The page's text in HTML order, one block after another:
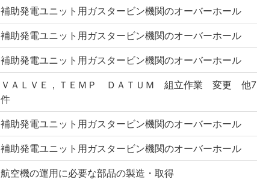
補助発電ユニット用ガスタービン機関のオーバーホール
補助発電ユニット用ガスタービン機関のオーバーホール
補助発電ユニット用ガスタービン機関のオーバーホール
ＶＡＬＶＥ，ＴＥＭＰ ＤＡＴＵＭ 組立作業 変更 他7
件
補助発電ユニット用ガスタービン機関のオーバーホール
補助発電ユニット用ガスタービン機関のオーバーホール
航空機の運用に必要な部品の製造・取得